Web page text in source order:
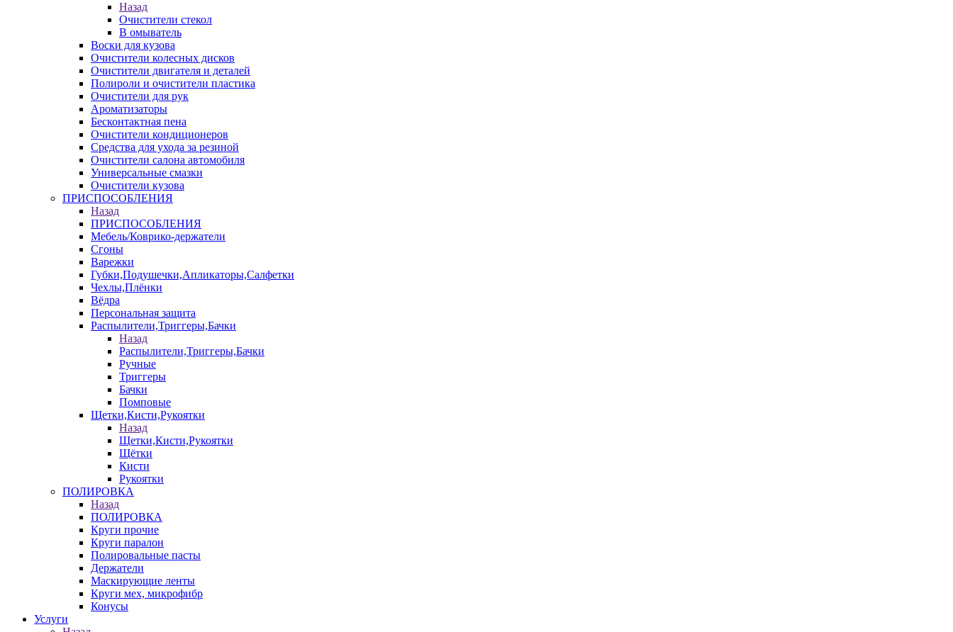
Назад
Очистители стекол
В омыватель
Воски для кузова
Очистители колесных дисков
Очистители двигателя и деталей
Полироли и очистители пластика
Очистители для рук
Ароматизаторы
Бесконтактная пена
Очистители кондиционеров
Средства для ухода за резиной
Очистители салона автомобиля
Универсальные смазки
Очистители кузова
ПРИСПОСОБЛЕНИЯ
Назад
ПРИСПОСОБЛЕНИЯ
Мебель/Коврико-держатели
Сгоны
Варежки
Губки,Подушечки,Апликаторы,Салфетки
Чехлы,Плёнки
Вёдра
Персональная защита
Распылители,Триггеры,Бачки
Назад
Распылители,Триггеры,Бачки
Ручные
Триггеры
Бачки
Помповые
Щетки,Кисти,Рукоятки
Назад
Щетки,Кисти,Рукоятки
Щётки
Кисти
Рукоятки
ПОЛИРОВКА
Назад
ПОЛИРОВКА
Круги прочие
Круги паралон
Полировальные пасты
Держатели
Маскирующие ленты
Круги мех, микрофибр
Конусы
Услуги